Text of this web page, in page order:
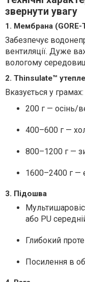
звернути увагу
1. Мембрана
Забезпечує
вентиляції. Дуже
вологому
2. Thinsulate™
Вказується у грамах:
200 г — осінь/
400–600 г —
800–1200 г —
1600–2400 г —
3. Підошва
або PU
Глибокий
Посилення в